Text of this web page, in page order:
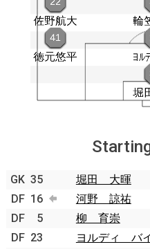
GK 35 堀田 大暉
DF 16 河野 諒祐
DF 5 柳 育崇
DF 23 ヨルディ バ